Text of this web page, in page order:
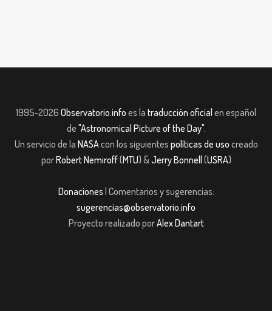
1995-2026 Observatorio.info es la traducción oficial en español
de "Astronomical Picture of the Day".
Un servicio de la NASAcon los siguientes políticas de uso creado
porRobert Nemiroff(MTU) &Jerry Bonnell (USRA)
Donaciones | Comentarios y sugerencias:
sugerencias@observatorio.info
Proyecto realizado porAlex Dantart